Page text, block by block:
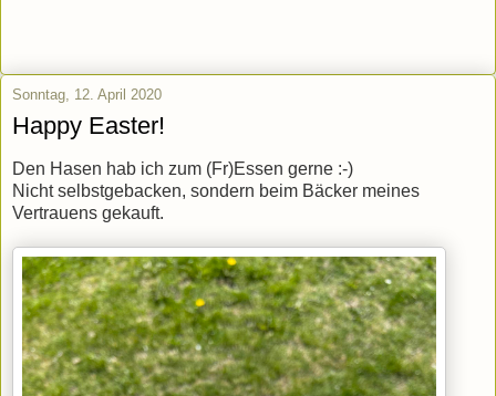
Sonntag, 12. April 2020
Happy Easter!
Den Hasen hab ich zum (Fr)Essen gerne :-)
Nicht selbstgebacken, sondern beim Bäcker meines
Vertrauens gekauft.